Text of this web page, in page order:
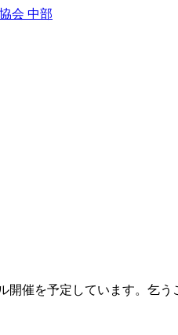
催を予定しています。乞う